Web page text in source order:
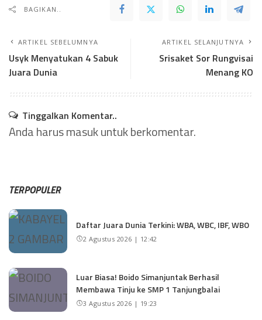
BAGIKAN..
ARTIKEL SEBELUMNYA
Usyk Menyatukan 4 Sabuk
Juara Dunia
ARTIKEL SELANJUTNYA
Srisaket Sor Rungvisai
Menang KO
Tinggalkan Komentar..
Anda harusmasukuntuk berkomentar.
TERPOPULER
Daftar Juara Dunia Terkini: WBA, WBC, IBF, WBO
2 Agustus 2026 | 12:42
Luar Biasa! Boido Simanjuntak Berhasil
Membawa Tinju ke SMP 1 Tanjungbalai
3 Agustus 2026 | 19:23